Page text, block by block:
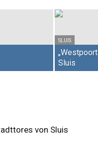
SLUIS
Sluis
von Sluis